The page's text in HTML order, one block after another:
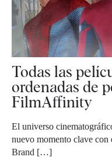
Todas las
ordenadas de
FilmAffinity
El universo
nuevo momento clave con
Brand […]